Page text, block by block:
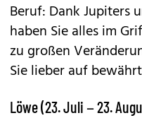
Beruf: Dank Jupiters
haben Sie alles im
zu großen
Sie lieber auf
Löwe (23. Juli – 23.